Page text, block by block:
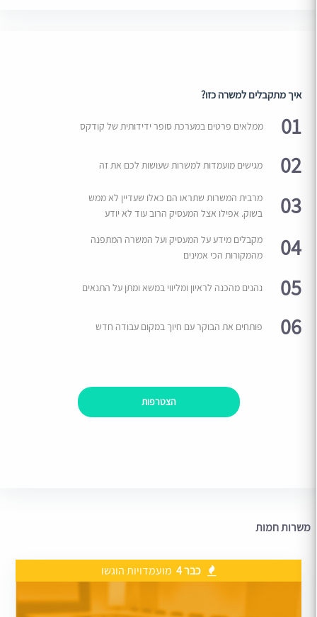
איך מתקבלים למשרה כזו?
01 ממלאים פרטים במערכת סופר ידידותית של קודקס
02 מגישים מועמדות למשרות שעושות לכם את זה
03
מרבית המשרות שתראו הם כאלו שעדיין לא ממש
בשוק. אפילו אצל המעסיק הרוב עוד לא יודע
04
מקבלים מידע על המעסיק ועל המשרה המתפנה
מהמקורות הכי אמינים
05 נהנים מהכנה לראיון ומליווי במשא ומתן על התנאים
06 פותחים את הבוקר עם חיוך במקום עבודה חדש
הצטרפות
משרות חמות
כבר 4 מועמדויות הוגשו